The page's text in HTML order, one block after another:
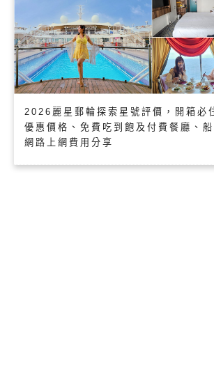
2026麗星郵輪探索星號評價，開箱必
優惠價格、免費吃到飽及付費餐廳、船
網路上網費用分享